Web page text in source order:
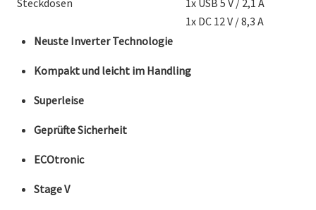
1x DC 12 V / 8,3 A
Neuste Inverter Technologie
Kompakt und leicht im Handling
Superleise
Geprüfte Sicherheit
ECOtronic
Stage V